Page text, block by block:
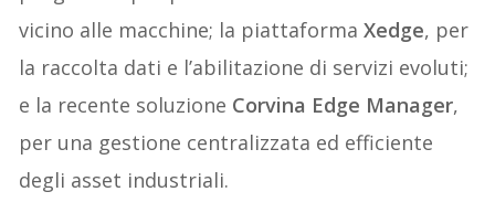
vicino alle macchine; la piattaformaXedge, per
la raccolta dati e l’abilitazione di servizi evoluti;
e la recente soluzione Corvina Edge Manager,
per una gestione centralizzata ed efficiente
degli asset industriali.